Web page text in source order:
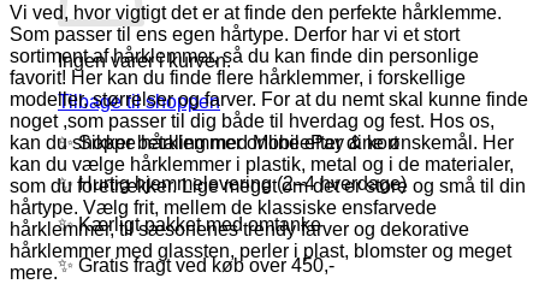
Ingen varer i kurven.
Tilbage til shoppen
✨ Sikker betaling med MobilePay & kort
✨ Hurtig hjemmelevering (2–4 hverdage)
✨ Kærligt pakket med omtanke
✨ Gratis fragt ved køb over 450,-
Vi ved, hvor vigtigt det er at finde den perfekte hårklemme.
Som passer til ens egen hårtype. Derfor har vi et stort
sortiment af hårklemmer, så du kan finde din personlige
favorit! Her kan du finde flere hårklemmer, i forskellige
modeller, størrelser og farver. For at du nemt skal kunne finde
noget ,som passer til dig både til hverdag og fest. Hos os,
kan du shoppe hårklemmer online efter dine ønskemål. Her
kan du vælge hårklemmer i plastik, metal og i de materialer,
som du foretrækker. Lige meget om det er store og små til din
hårtype. Vælg frit, mellem de klassiske ensfarvede
hårklemmer, til sæsonenes trendy farver og dekorative
hårklemmer med glassten, perler i plast, blomster og meget
mere.